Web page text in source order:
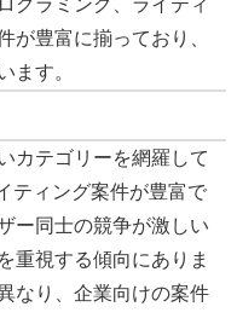
が豊富に揃っており、
ます。
カテゴリーを網羅して
ティング案件が豊富で
ー同士の競争が激しい
重視する傾向にありま
なり、企業向けの案件